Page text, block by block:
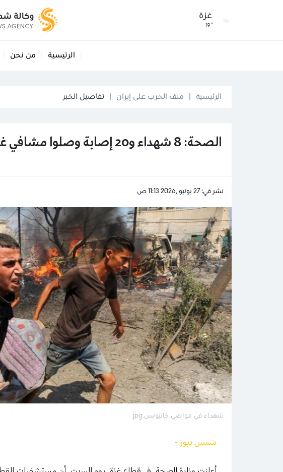
غزة
19°
الرئيسية من نحن
الرئيسية ملف الحرب على إيران تفاصيل الخبر
الصحة: 8 شهداء و20 إصابة وصلوا مشافي غزة خلال 24 ساعة في غزة
نشر في: 27 يونيو ,2026 11:13 ص
شهداء في مواصي خانيونس.jpg
شمس نيوز -